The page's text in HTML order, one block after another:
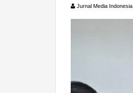
Jurnal Media Indonesia